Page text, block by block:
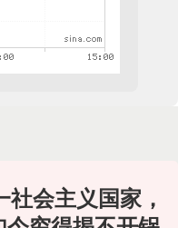
会主义国家，